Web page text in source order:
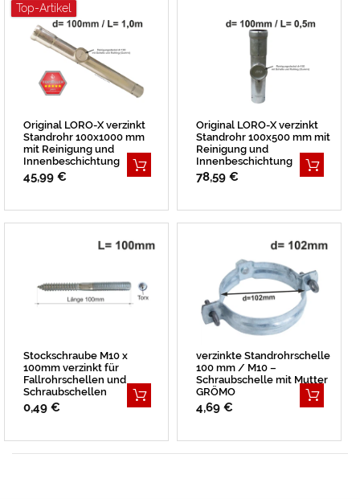
Top-Artikel
Original LORO-X verzinkt
Standrohr 100x1000 mm
mit Reinigung und
Innenbeschichtung
BESTSELLER
45,99 €
Original LORO-X verzinkt
Standrohr 100x500 mm mit
Reinigung und
Innenbeschichtung
78,59 €
Stockschraube M10 x
100mm verzinkt für
Fallrohrschellen und
Schraubschellen
0,49 €
verzinkte Standrohrschelle
100 mm / M10 –
Schraubschelle mit Mutter
GRÖMO
4,69 €